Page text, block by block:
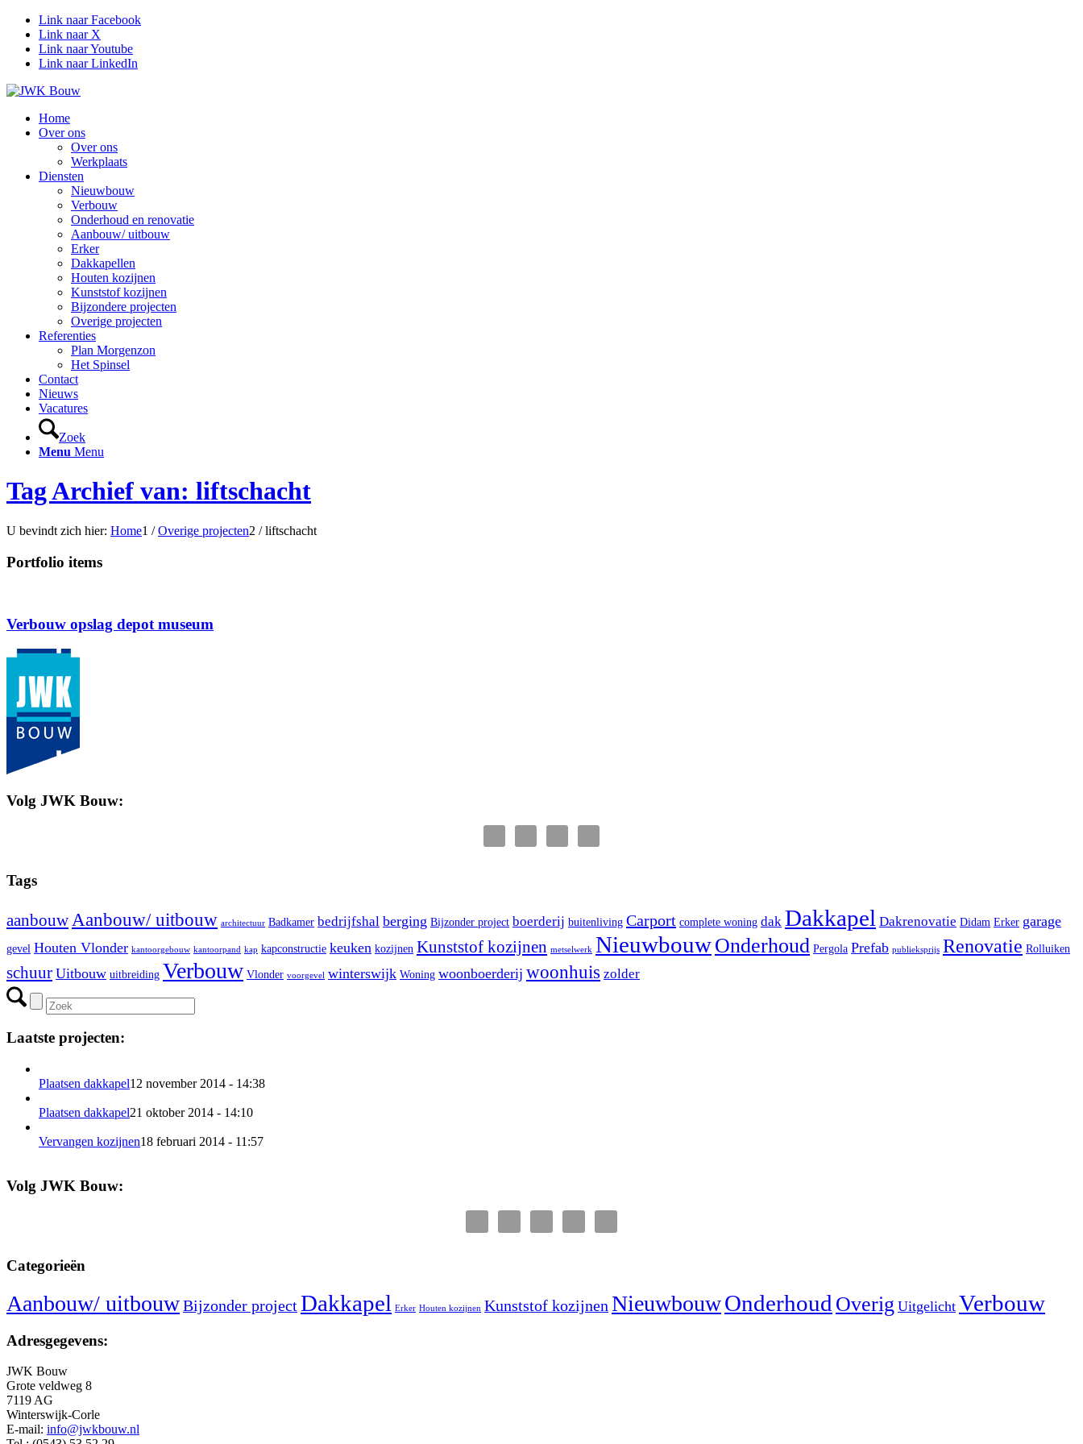
Link naar Facebook
Link naar X
Link naar Youtube
Link naar LinkedIn
Home
Over ons
Over ons
Werkplaats
Diensten
Nieuwbouw
Verbouw
Onderhoud en renovatie
Aanbouw/ uitbouw
Erker
Dakkapellen
Houten kozijnen
Kunststof kozijnen
Bijzondere projecten
Overige projecten
Referenties
Plan Morgenzon
Het Spinsel
Contact
Nieuws
Vacatures
Zoek
Menu Menu
Tag Archief van: liftschacht
U bevindt zich hier: Home1 / Overige projecten2 / liftschacht
Portfolio items
Verbouw opslag depot museum
Volg JWK Bouw:
Tags
aanbouw Aanbouw/ uitbouw architectuur Badkamer bedrijfshal berging Bijzonder project boerderij buitenliving Carport complete woning dak Dakkapel Dakrenovatie Didam Erker garage
gevel Houten Vlonder kantoorgebouw kantoorpand kap kapconstructie keuken kozijnen Kunststof kozijnen metselwerk NieuwbouwOnderhoud Pergola Prefab publieksprijs Renovatie Rolluiken
schuur Uitbouw uitbreiding Verbouw Vlonder voorgevel winterswijk Woning woonboerderij woonhuis zolder
Laatste projecten:
Plaatsen dakkapel12 november 2014 - 14:38
Plaatsen dakkapel21 oktober 2014 - 14:10
Vervangen kozijnen18 februari 2014 - 11:57
Volg JWK Bouw:
Categorieën
Aanbouw/ uitbouwBijzonder projectDakkapel Erker Houten kozijnen Kunststof kozijnen NieuwbouwOnderhoud Overig Uitgelicht Verbouw
Adresgegevens:
JWK Bouw
Grote veldweg 8
7119 AG
Winterswijk-Corle
E-mail: info@jwkbouw.nl